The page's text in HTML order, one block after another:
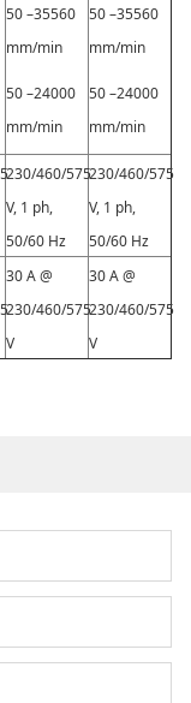
50 –35560
mm/min
50 –24000
mm/min
50 –35560
mm/min
50 –24000
mm/min
230/460/575
V, 1 ph,
50/60 Hz
230/460/575
V, 1 ph,
50/60 Hz
30 A @
230/460/575
V
30 A @
230/460/575
V